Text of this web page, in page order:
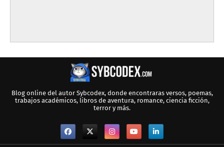
Blog online del autor Sybcodex, donde encontraras versos, poemas,
trabajos académicos, libros de aventura, romance, ciencia ficción,
terror y más.